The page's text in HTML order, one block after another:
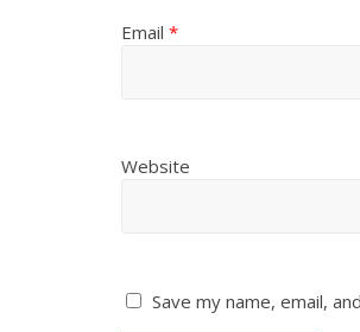
Email *
Website
Save my name, email,